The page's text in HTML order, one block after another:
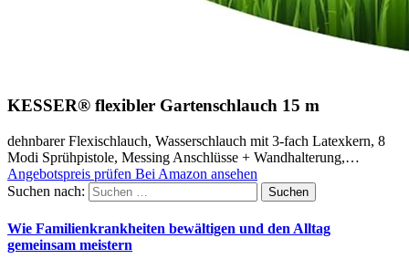
KESSER® flexibler Gartenschlauch 15 m
dehnbarer Flexischlauch, Wasserschlauch mit 3-fach Latexkern, 8
Modi Sprühpistole, Messing Anschlüsse + Wandhalterung,…
Angebotspreis prüfen Bei Amazon ansehen
Suchen nach:
Wie Familienkrankheiten bewältigen und den Alltag
gemeinsam meistern